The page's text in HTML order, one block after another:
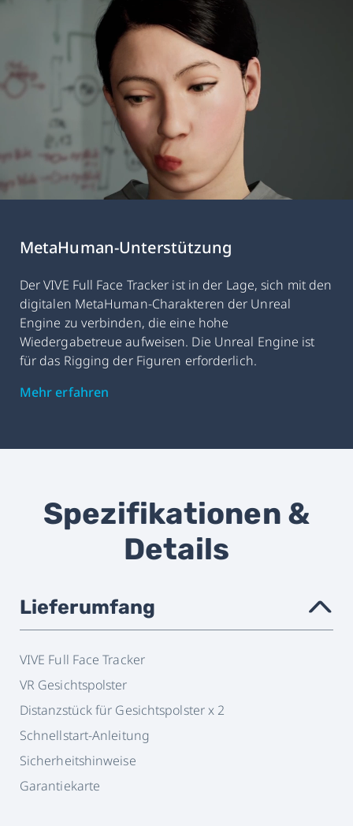
MetaHuman-Unterstützung
Der VIVE Full Face Tracker ist in der Lage, sich mit den
digitalen MetaHuman-Charakteren der Unreal
Engine zu verbinden, die eine hohe
Wiedergabetreue aufweisen. Die Unreal Engine ist
für das Rigging der Figuren erforderlich.
Mehr erfahren
Spezifikationen &
Details
Lieferumfang ›
VIVE Full Face Tracker
VR Gesichtspolster
Distanzstück für Gesichtspolster x 2
Schnellstart-Anleitung
Sicherheitshinweise
Garantiekarte